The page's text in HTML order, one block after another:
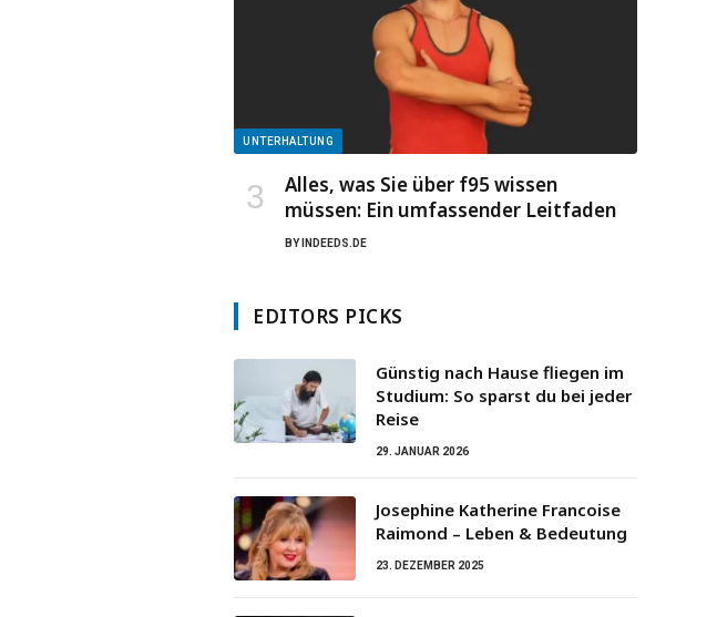
UNTERHALTUNG
Alles, was Sie über f95 wissen
müssen: Ein umfassender Leitfaden
BY INDEEDS.DE
EDITORS PICKS
Günstig nach Hause fliegen im
Studium: So sparst du bei jeder
Reise
29. JANUAR 2026
Josephine Katherine Francoise
Raimond – Leben & Bedeutung
23. DEZEMBER 2025